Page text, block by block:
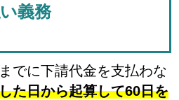
義務
でに下請代金を支払わな
た日から起算して60日を